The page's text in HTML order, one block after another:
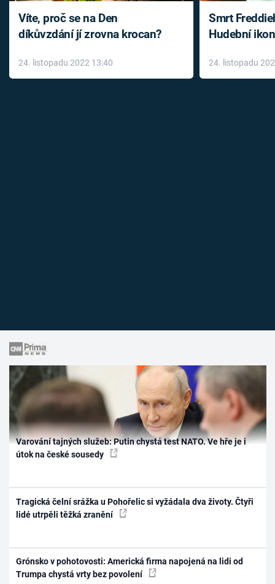
Víte, proč se na Den
díkůvzdání jí zrovna krocan?
24. listopadu 2022 13:40
Smrt
Hudební
léky
24. listopadu
Varování tajných služeb: Putin chystá test NATO. Ve hře je i
útok na české sousedy
Tragická čelní srážka u Pohořelic si vyžádala dva životy. Čtyři
lidé utrpěli těžká zranění
Grónsko v pohotovosti: Americká firma napojená na lidi od
Trumpa chystá vrty bez povolení